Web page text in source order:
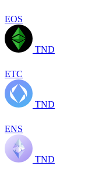
EOS
TND
ETC
TND
ENS
TND